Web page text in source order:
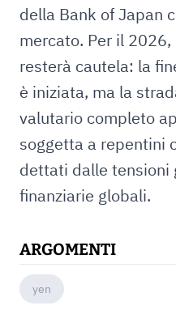
della Bank of Japan
mercato. Per il 2026,
resterà cautela: la
è iniziata, ma la
valutario completo
soggetta a repentini
dettati dalle tensioni
finanziarie globali.
ARGOMENTI
yen